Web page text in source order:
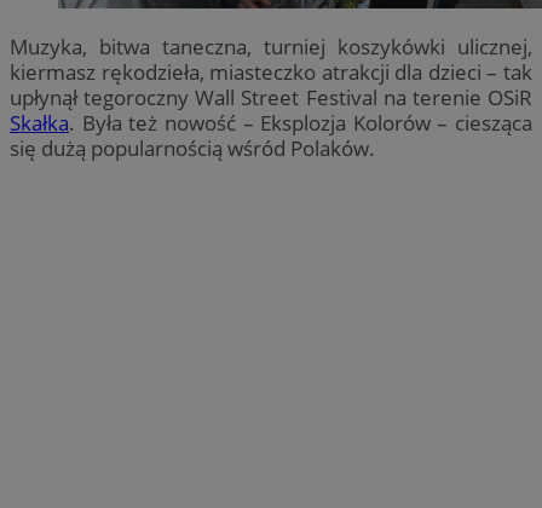
Muzyka, bitwa taneczna, turniej koszykówki ulicznej,
kiermasz rękodzieła, miasteczko atrakcji dla dzieci – tak
upłynął tegoroczny Wall Street Festival na terenie OSiR
Skałka. Była też nowość – Eksplozja Kolorów – ciesząca
się dużą popularnością wśród Polaków.